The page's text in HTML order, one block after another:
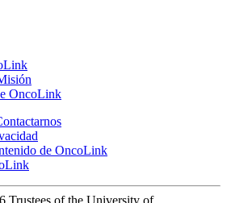
OncoLink
de OncoLink
Trustees of the University of